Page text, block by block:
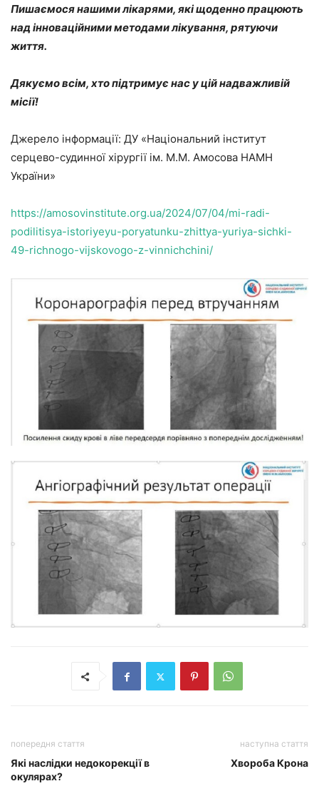
Пишаємося нашими лікарями, які щоденно працюють
над інноваційними методами лікування, рятуючи
життя.
Дякуємо всім, хто підтримує нас у цій надважливій
місії!
Джерело інформації: ДУ «Національний інститут
серцево-судинної хірургії ім. М.М. Амосова НАМН
України»
https://amosovinstitute.org.ua/2024/07/04/mi-radi-
podilitisya-istoriyeyu-poryatunku-zhittya-yuriya-sichki-
49-richnogo-vijskovogo-z-vinnichchini/
попередня стаття
Які наслідки недокорекції в
окулярах?
наступна стаття
Хвороба Крона